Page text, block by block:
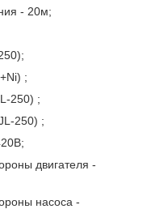
- 20м;
;
250) ;
250) ;
двигателя -
насоса -